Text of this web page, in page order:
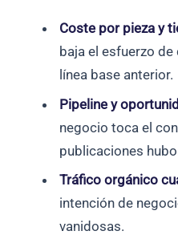
Coste por pieza y
baja el esfuerzo
línea base anterior.
Pipeline y
negocio toca el
publicaciones
Tráfico orgánico
intención de
vanidosas.